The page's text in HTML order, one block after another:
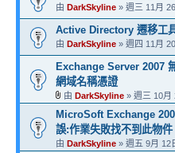
由 DarkSkyline » 週三 11月
Active Directory 遷移工
由 DarkSkyline » 週四 11月
Exchange Server 2007
網域名稱憑證
由 DarkSkyline » 週三 10月
MicroSoft Exchange
誤:作業失敗找不到此物件
由 DarkSkyline » 週五 9月 12